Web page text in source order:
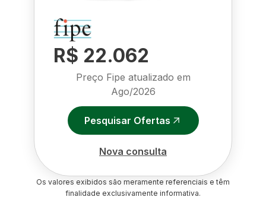
R$ 22.062
Preço Fipe atualizado em
Ago/2026
Pesquisar Ofertas
Nova consulta
Os valores exibidos são meramente referenciais e têm
finalidade exclusivamente informativa.